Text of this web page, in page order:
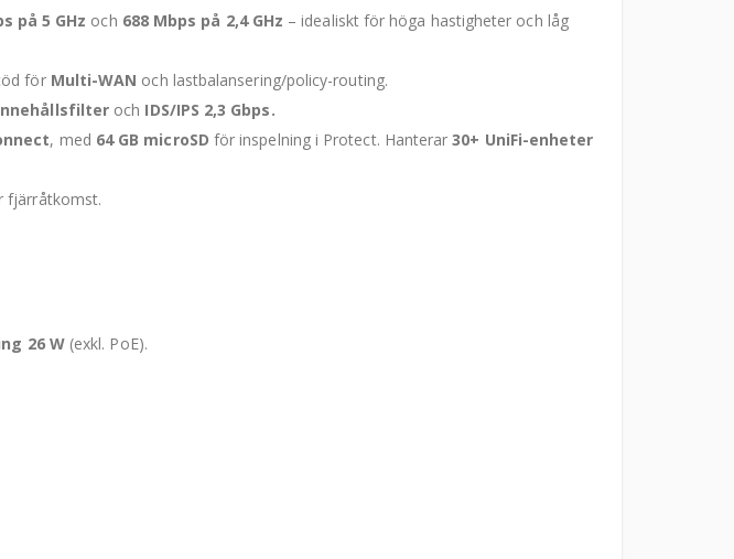
på 5 GHz och 688 Mbps på 2,4 GHz – idealiskt för höga hastigheter och låg
för Multi-WAN och lastbalansering/policy-routing.
och IDS/IPS 2,3 Gbps.
, med 64 GB microSD för inspelning i Protect. Hanterar30+ UniFi-enheter
fjärråtkomst.
26 W(exkl. PoE).